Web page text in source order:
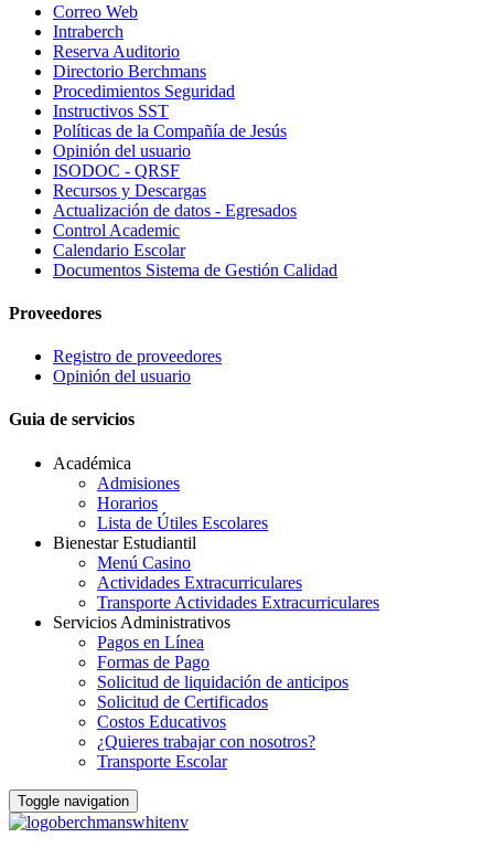
Correo Web
Intraberch
Reserva Auditorio
Directorio Berchmans
Procedimientos Seguridad
Instructivos SST
Políticas de la Compañía de Jesús
Opinión del usuario
ISODOC - QRSF
Recursos y Descargas
Actualización de datos - Egresados
Control Academic
Calendario Escolar
Documentos Sistema de Gestión Calidad
Proveedores
Registro de proveedores
Opinión del usuario
Guia de servicios
Académica
Admisiones
Horarios
Lista de Útiles Escolares
Bienestar Estudiantil
Menú Casino
Actividades Extracurriculares
Transporte Actividades Extracurriculares
Servicios Administrativos
Pagos en Línea
Formas de Pago
Solicitud de liquidación de anticipos
Solicitud de Certificados
Costos Educativos
¿Quieres trabajar con nosotros?
Transporte Escolar
Toggle navigation